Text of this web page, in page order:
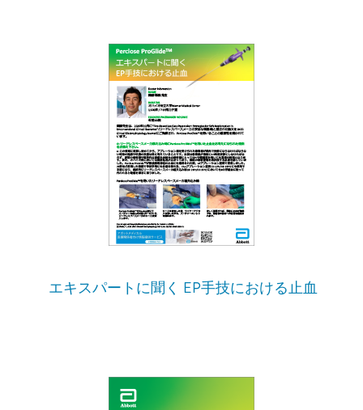
エキスパートに聞く EP手技における止血